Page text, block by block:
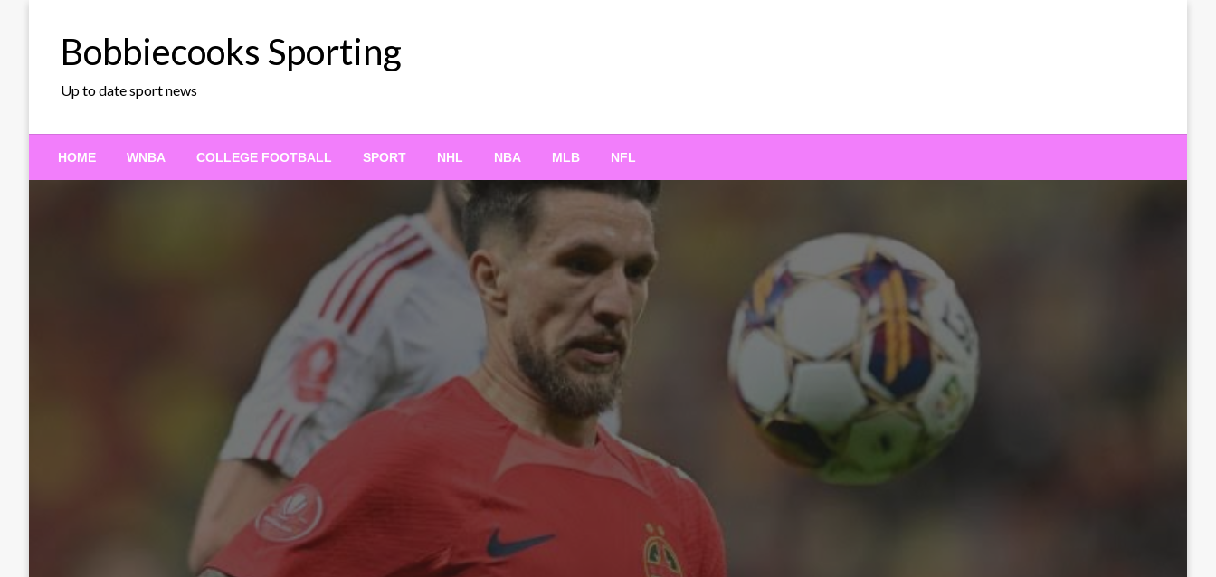
Bobbiecooks Sporting
Up to date sport news
HOME WNBA COLLEGE FOOTBALL SPORT NHL NBA MLB NFL